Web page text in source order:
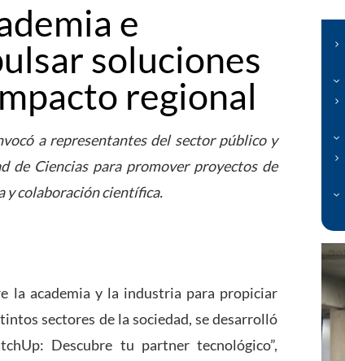
e
soluciones
regional
a representantes del sector público y
de Ciencias para promover proyectos de
y colaboración científica.
la academia y la industria para propiciar
sectores de la sociedad, se desarrolló
Descubre tu partner tecnológico”,